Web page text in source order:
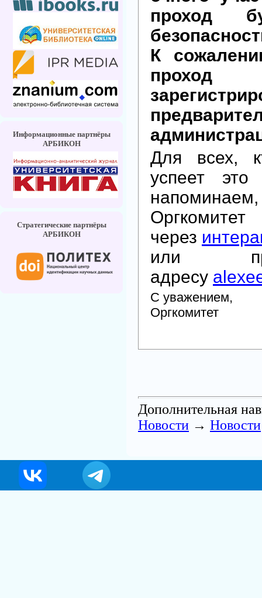
Информационные партнёры
АРБИКОН
Стратегические партнёры
АРБИКОН
проход
К
Для всех,
успеет
через
или
адресу
С уважением,
Оргкомитет
Дополнительная
Новости → Новости